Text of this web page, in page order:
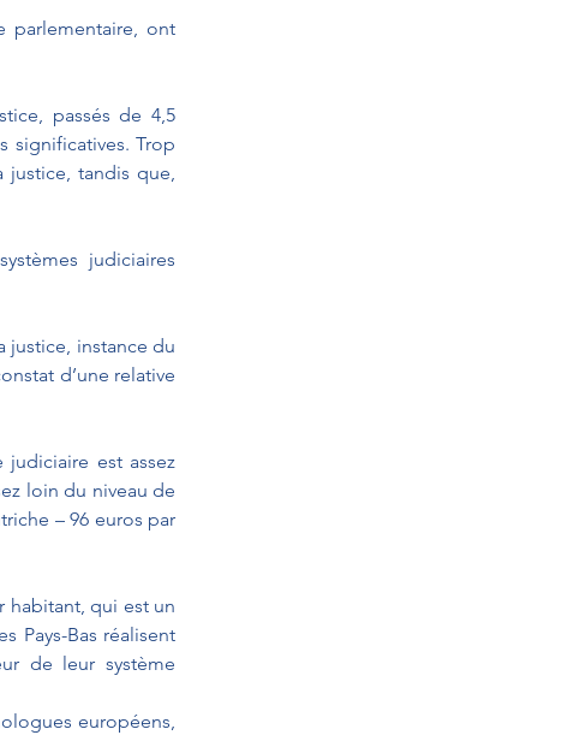
parlementaire, ont
passés de 4,5
significatives. Trop
tandis que,
judiciaires
justice, instance du
d’une relative
est assez
loin du niveau de
– 96 euros par
habitant, qui est un
Pays-Bas réalisent
de leur système
européens,